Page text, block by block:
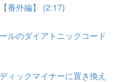
番外編】 (2:17)
ルのダイアトニックコード
ィックマイナーに置き換え